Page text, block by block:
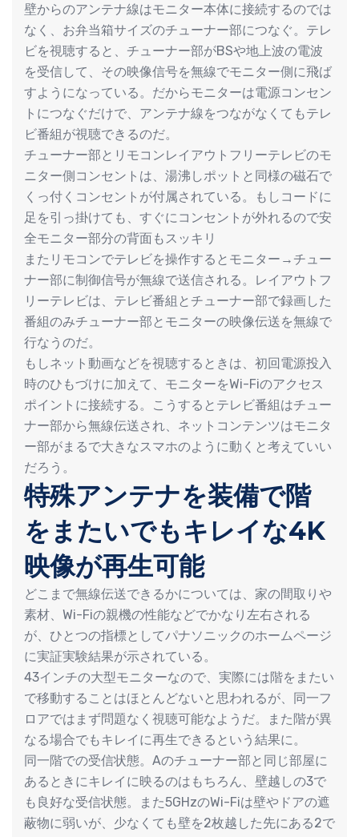
壁からのアンテナ線はモニター本体に接続するのでは
なく、お弁当箱サイズのチューナー部につなぐ。テレ
ビを視聴すると、チューナー部がBSや地上波の電波
を受信して、その映像信号を無線でモニター側に飛ば
すようになっている。だからモニターは電源コンセン
トにつなぐだけで、アンテナ線をつながなくてもテレ
ビ番組が視聴できるのだ。
チューナー部とリモコンレイアウトフリーテレビのモ
ニター側コンセントは、湯沸しポットと同様の磁石で
くっ付くコンセントが付属されている。もしコードに
足を引っ掛けても、すぐにコンセントが外れるので安
全モニター部分の背面もスッキリ
またリモコンでテレビを操作するとモニター→チュー
ナー部に制御信号が無線で送信される。レイアウトフ
リーテレビは、テレビ番組とチューナー部で録画した
番組のみチューナー部とモニターの映像伝送を無線で
行なうのだ。
もしネット動画などを視聴するときは、初回電源投入
時のひもづけに加えて、モニターをWi-Fiのアクセス
ポイントに接続する。こうするとテレビ番組はチュー
ナー部から無線伝送され、ネットコンテンツはモニタ
ー部がまるで大きなスマホのように動くと考えていい
だろう。
特殊アンテナを装備で階
をまたいでもキレイな4K
映像が再生可能
どこまで無線伝送できるかについては、家の間取りや
素材、Wi-Fiの親機の性能などでかなり左右される
が、ひとつの指標としてパナソニックのホームページ
に実証実験結果が示されている。
43インチの大型モニターなので、実際には階をまたい
で移動することはほとんどないと思われるが、同一フ
ロアではまず問題なく視聴可能なようだ。また階が異
なる場合でもキレイに再生できるという結果に。
同一階での受信状態。Aのチューナー部と同じ部屋に
あるときにキレイに映るのはもちろん、壁越しの3で
も良好な受信状態。また5GHzのWi-Fiは壁やドアの遮
蔽物に弱いが、少なくても壁を2枚越した先にある2で